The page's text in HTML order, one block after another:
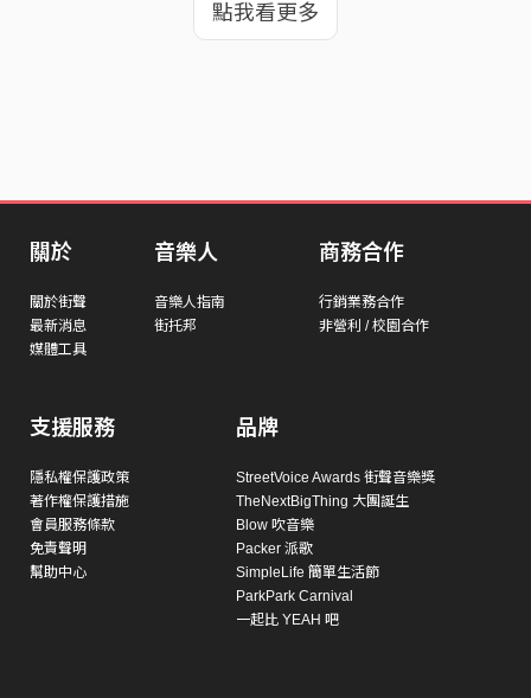
點我看更多
關於
關於街聲
最新消息
媒體工具
音樂人
音樂人指南
街托邦
商務合作
行銷業務合作
非營利 / 校園合作
支援服務
隱私權保護政策
著作權保護措施
會員服務條款
免責聲明
幫助中心
品牌
StreetVoice Awards 街聲音樂獎
TheNextBigThing 大團誕生
Blow 吹音樂
Packer 派歌
SimpleLife 簡單生活節
ParkPark Carnival
一起比 YEAH 吧